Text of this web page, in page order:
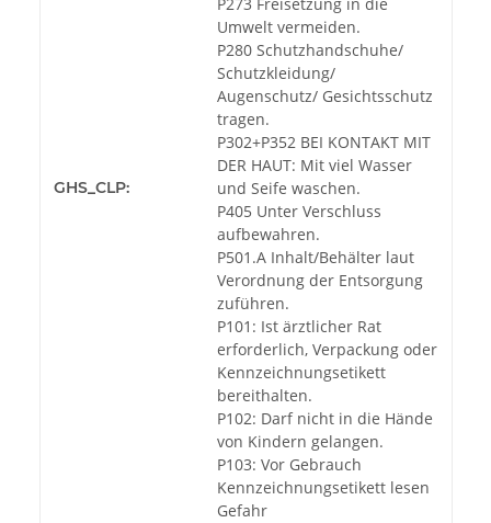
GHS_CLP:
Umwelt vermeiden.
P280 Schutzhandschuhe/
Schutzkleidung/
Augenschutz/ Gesichtsschutz
tragen.
P302+P352 BEI KONTAKT MIT
DER HAUT: Mit viel Wasser
und Seife waschen.
P405 Unter Verschluss
aufbewahren.
P501.A Inhalt/Behälter laut
Verordnung der Entsorgung
zuführen.
P101: Ist ärztlicher Rat
erforderlich, Verpackung oder
Kennzeichnungsetikett
bereithalten.
P102: Darf nicht in die Hände
von Kindern gelangen.
P103: Vor Gebrauch
Kennzeichnungsetikett lesen
Gefahr